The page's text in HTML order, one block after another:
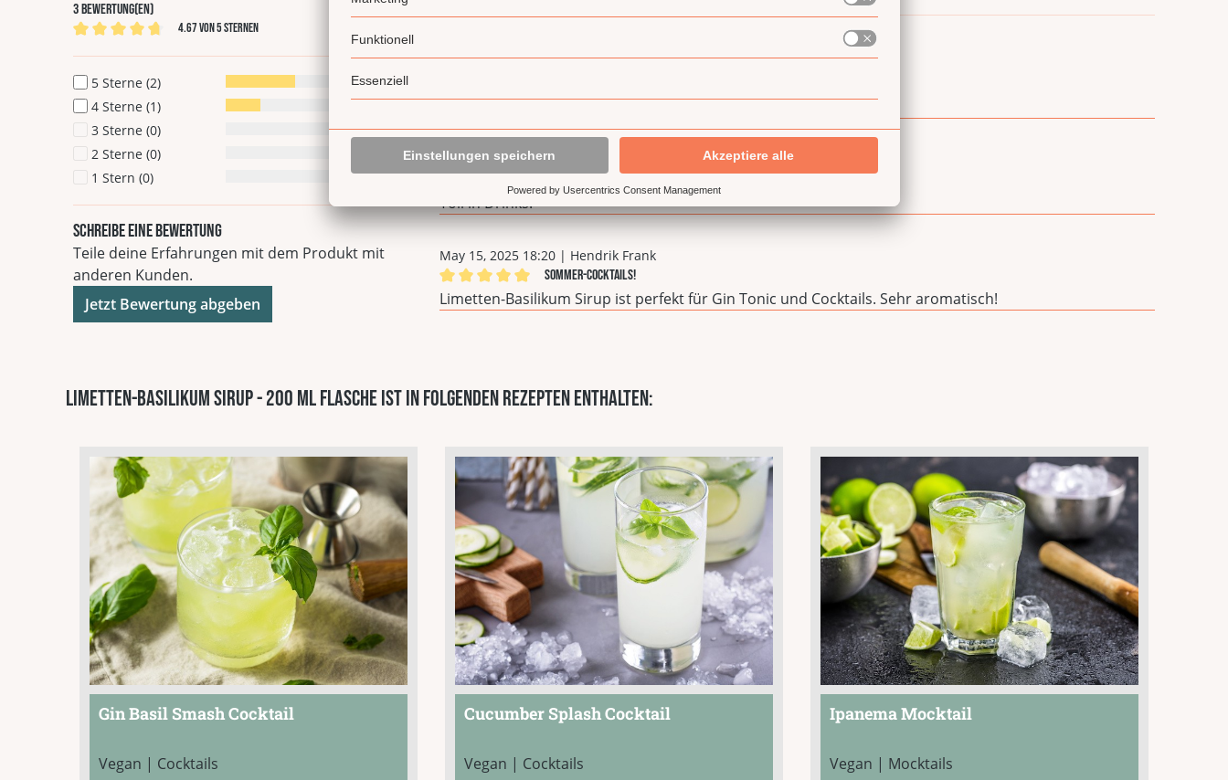
3 Bewertung(en)
Durchschnittliche Bewertung von 4.67 von 5 Sternen
4.67 von 5 Sternen
5 Sterne (2)
67%
4 Sterne (1)
3 Sterne (0)
0%
2 Sterne (0)
1 Stern (0)
0%
Schreibe eine Bewertung
Teile deine Erfahrungen mit dem Produkt mit
anderen Kunden.
Jetzt Bewertung abgeben
March 6, 2026 12:30 | KaiB
Bewertung mit 4 von 5 Sternen
November 28, 2025 14:45 | Marco
Bewertung mit 5 von 5 Sternen
Toll in Drinks.
May 15, 2025 18:20 | Hendrik Frank
Bewertung mit 5 von 5 Sternen
Sommer-Cocktails!
Limetten-Basilikum Sirup ist perfekt für Gin Tonic und Cocktails. Sehr aromatisch!
Limetten-Basilikum Sirup - 200 ml Flasche ist in folgenden Rezepten enthalten:
Gin Basil Smash Cocktail
Vegan | Cocktails
Cucumber Splash Cocktail
Vegan | Cocktails
Ipanema Mocktail
Vegan | Mocktails